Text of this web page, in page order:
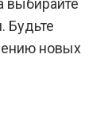
выбирайте
Будьте
новых